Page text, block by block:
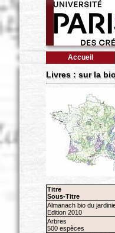
Accueil
Livres : sur la
Titre
Sous-Titre
Almanach bio du
Edition 2010
Arbres
500 espèces